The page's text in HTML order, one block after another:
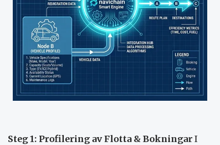
Steg 1: Profilering av Flotta & BokningarI